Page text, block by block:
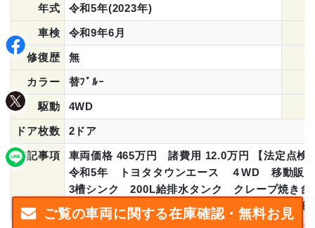
年式 令和5年(2023年)
車検 令和9年6月
修復歴 無
カラー 替ﾌﾞﾙｰ
駆動 4WD
ドア枚数 2ドア
特記事項
車両価格 465万円 諸費用 12.0万円 【法定点
令和5年 トヨタタウンエース ４WD 移動販
3槽シンク 200L給排水タンク クレープ焼
全国登録納車可能 ☆茨城中央店在庫車両☆ 総
ご覧の車両に関する在庫確認・無料お見